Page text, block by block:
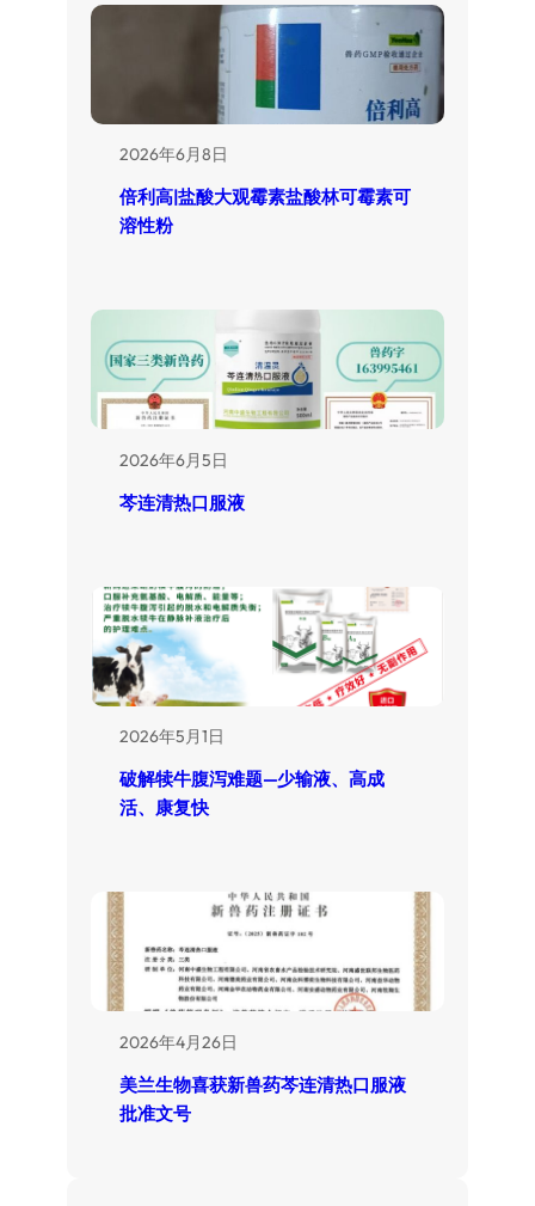
2026年6月8日
倍利高|盐酸大观霉素盐酸林可霉素可
溶性粉
2026年6月5日
芩连清热口服液
2026年5月1日
破解犊牛腹泻难题—少输液、高成
活、康复快
2026年4月26日
美兰生物喜获新兽药芩连清热口服液
批准文号